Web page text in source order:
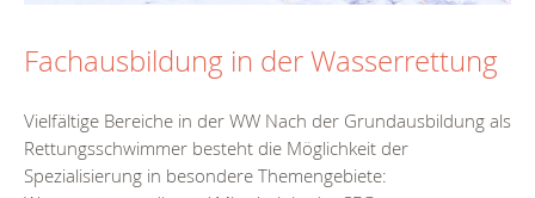
Fachausbildung in der Wasserrettung
Vielfältige Bereiche in der WW Nach der Grundausbildung als
Rettungsschwimmer besteht die Möglichkeit der
Spezialisierung in besondere Themengebiete: